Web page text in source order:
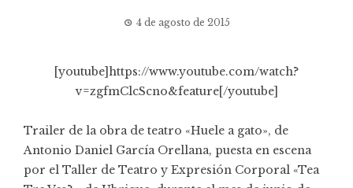
4 de agosto de 2015
[youtube]https://www.youtube.com/watch?
v=zgfmClcScno&feature[/youtube]
Trailer de la obra de teatro «Huele a gato», de
Antonio Daniel García Orellana, puesta en escena
por el Taller de Teatro y Expresión Corporal «Tea